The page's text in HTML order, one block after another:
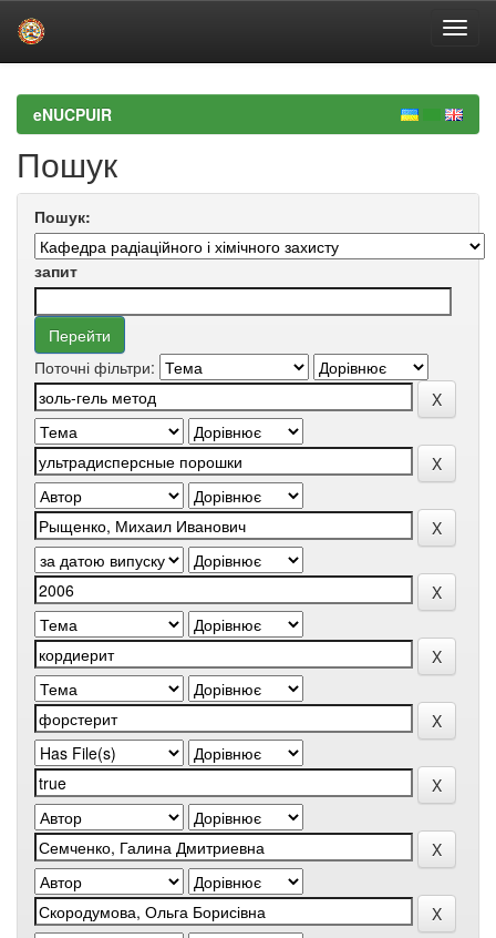
navigationeNUCPUIR
Пошук
Пошук:
запит
Поточні фільтри: